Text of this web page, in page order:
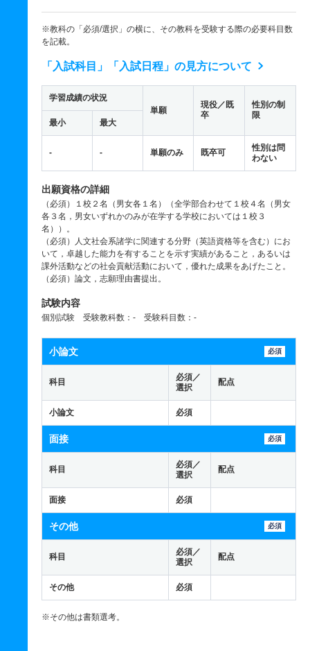
※教科の「必須/選択」の横に、その教科を受験する際の必要科目数
を記載。
「入試科目」「入試日程」の見方について
学習成績の状況
単願
現役／既
卒
性別の制
限
最小 最大
- - 単願のみ 既卒可
性別は問
わない
出願資格の詳細
（必須）１校２名（男女各１名）（全学部合わせて１校４名（男女
各３名，男女いずれかのみが在学する学校においては１校３
名））。
（必須）人文社会系諸学に関連する分野（英語資格等を含む）にお
いて，卓越した能力を有することを示す実績があること，あるいは
課外活動などの社会貢献活動において，優れた成果をあげたこと。
（必須）論文，志願理由書提出。
試験内容
個別試験 受験教科数：- 受験科目数：-
小論文 必須
科目
必須／
選択
配点
小論文 必須
面接 必須
科目
必須／
選択
配点
面接 必須
その他 必須
科目
必須／
選択
配点
その他 必須
※その他は書類選考。